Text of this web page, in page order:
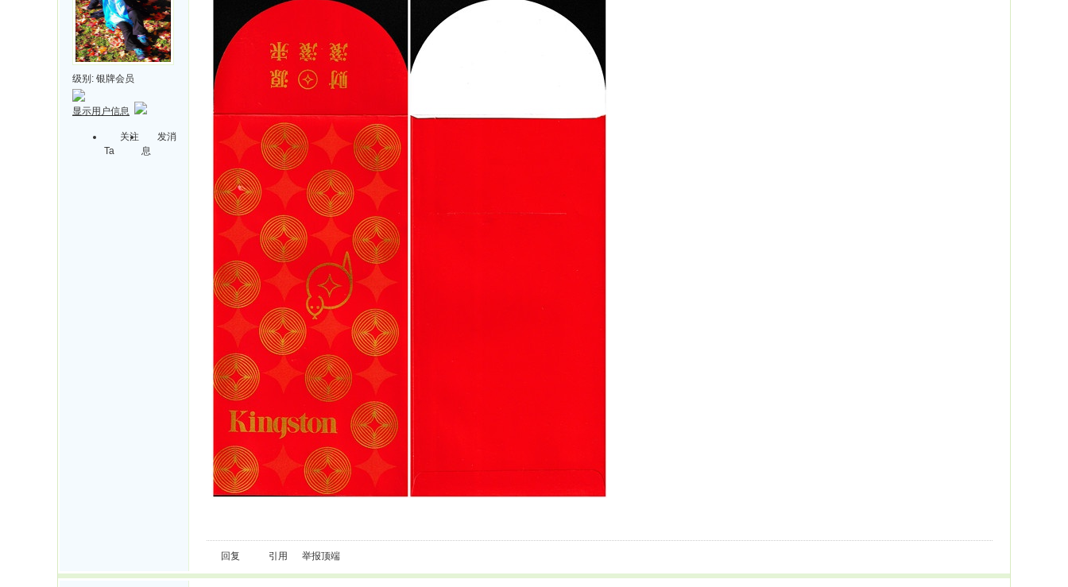
级别: 银牌会员
显示用户信息
关注
Ta
发消
息
回复 引用 举报顶端